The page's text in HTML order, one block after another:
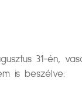
31-én,
is beszélve: